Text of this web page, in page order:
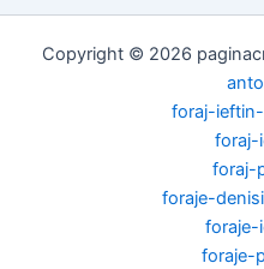
Copyright © 2026
foraj-
foraj-
foraj-
foraje-
foraje-
foraje-